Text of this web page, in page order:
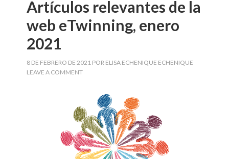
Artículos relevantes de la
web eTwinning, enero
2021
8 DE FEBRERO DE 2021 POR ELISA ECHENIQUE ECHENIQUE
LEAVE A COMMENT